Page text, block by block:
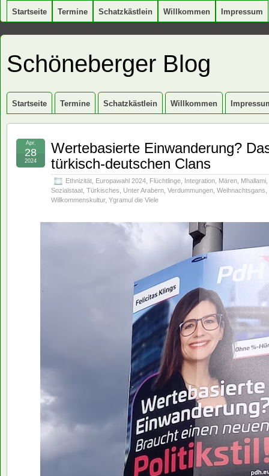
Startseite Termine Schatzkästlein Willkommen Impressum
Schöneberger Blog
Startseite Termine Schatzkästlein Willkommen
Wertebasierte Einwanderung?
türkisch-deutschen Clans
Ethnizität Europawahl 2024 Flüchtlinge Integration Mären Mhallami
Sozialstaat Türkisches Unter Arabern Verdummungen Weihnachtsgans
Willkommenskultur, Ygramul die Viele
Apr.
28
2024